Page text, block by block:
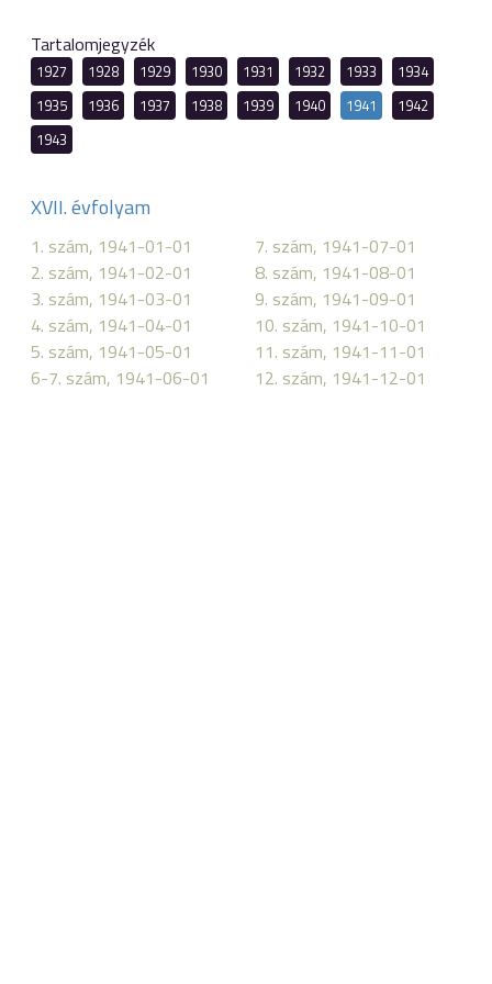
Tartalomjegyzék
1927 1928 1929 1930 1931 1932 1933
1934
1935
1936 1937 1938 1939 1940 1941
1942
1943
XVII. évfolyam
1. szám, 1941-01-01
2. szám, 1941-02-01
3. szám, 1941-03-01
4. szám, 1941-04-01
5. szám, 1941-05-01
6-7. szám, 1941-06-01
7. szám, 1941-07-01
8. szám, 1941-08-01
9. szám, 1941-09-01
10. szám, 1941-10-01
11. szám, 1941-11-01
12. szám, 1941-12-01